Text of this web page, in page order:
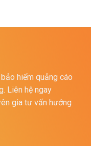
hiểm quảng cáo
Liên hệ ngay
gia tư vấn hướng